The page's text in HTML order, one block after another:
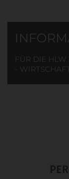
FÜR DIE HLW
- WIRTSCHAFT